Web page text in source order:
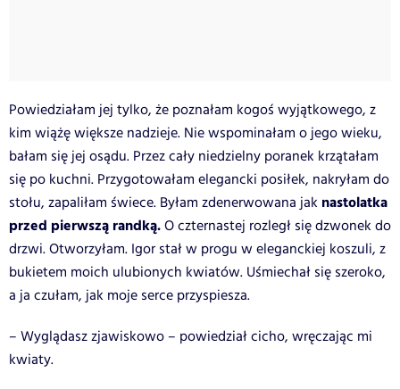
Powiedziałam jej tylko, że poznałam kogoś wyjątkowego, z
kim wiążę większe nadzieje. Nie wspominałam o jego wieku,
bałam się jej osądu. Przez cały niedzielny poranek krzątałam
się po kuchni. Przygotowałam elegancki posiłek, nakryłam do
stołu, zapaliłam świece. Byłam zdenerwowana jak nastolatka
przed pierwszą randką.O czternastej rozległ się dzwonek do
drzwi. Otworzyłam. Igor stał w progu w eleganckiej koszuli, z
bukietem moich ulubionych kwiatów. Uśmiechał się szeroko,
a ja czułam, jak moje serce przyspiesza.
– Wyglądasz zjawiskowo – powiedział cicho, wręczając mi
kwiaty.